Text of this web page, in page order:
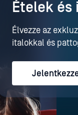
Ételek és
Élvezze az
italokkal és